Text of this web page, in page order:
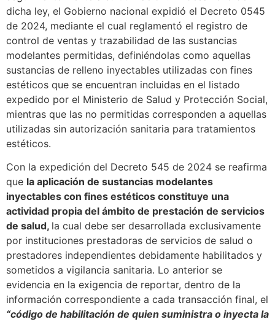
dicha ley, el Gobierno nacional expidió el Decreto 0545
de 2024, mediante el cual reglamentó el registro de
control de ventas y trazabilidad de las sustancias
modelantes permitidas, definiéndolas como aquellas
sustancias de relleno inyectables utilizadas con fines
estéticos que se encuentran incluidas en el listado
expedido por el Ministerio de Salud y Protección Social,
mientras que las no permitidas corresponden a aquellas
utilizadas sin autorización sanitaria para tratamientos
estéticos.
Con la expedición del Decreto 545 de 2024 se reafirma
que la aplicación de sustancias modelantes
inyectables con fines estéticos constituye una
actividad propia del ámbito de prestación de servicios
de salud, la cual debe ser desarrollada exclusivamente
por instituciones prestadoras de servicios de salud o
prestadores independientes debidamente habilitados y
sometidos a vigilancia sanitaria. Lo anterior se
evidencia en la exigencia de reportar, dentro de la
información correspondiente a cada transacción final, el
“código de habilitación de quien suministra o inyecta la